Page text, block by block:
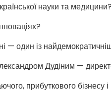
науки та медицини?
— один із
Дудіним —
прибуткового бізнесу